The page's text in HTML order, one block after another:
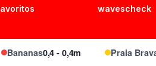
wavescheck
0,4 - 0,4m Praia Brava0,7 -